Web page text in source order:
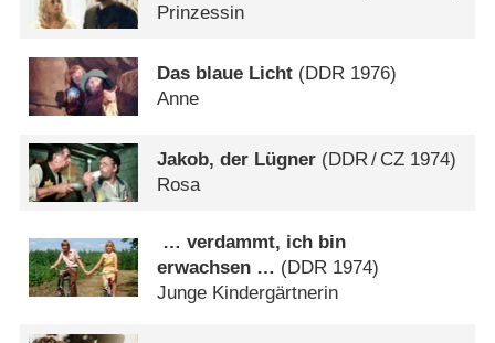
Prinzessin
Das blaue Licht (DDR 1976)
Anne
Jakob, der Lügner (DDR/ CZ 1974)
Rosa
… verdammt, ich bin
erwachsen … (DDR 1974)
Junge Kindergärtnerin